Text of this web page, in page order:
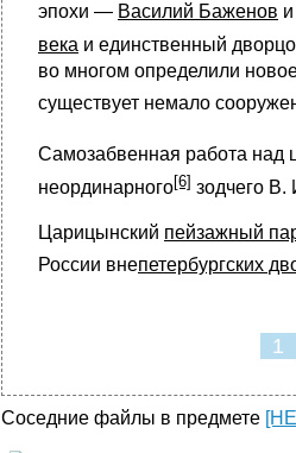
эпохи — Василий Баженов и
века и единственный
во многом определили
существует немало
Самозабвенная работа над
неординарного[6] зодчего
Царицынский пейзажный
России внепетербургских
1
Соседние файлы в предмете